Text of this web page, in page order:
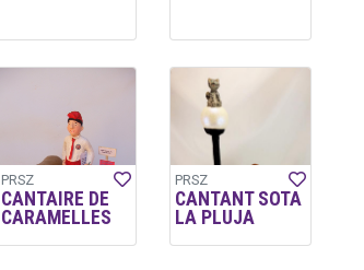
PRSZ
CANTAIRE DE
CARAMELLES
PRSZ
CANTANT SOTA
LA PLUJA